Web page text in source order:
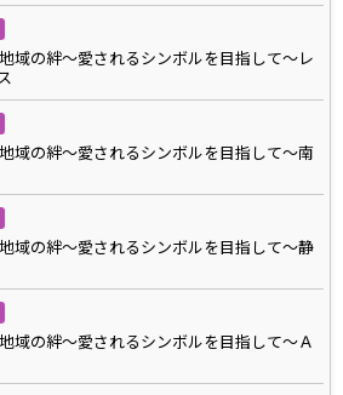
域の絆～愛されるシンボルを目指して～レ
域の絆～愛されるシンボルを目指して～南
域の絆～愛されるシンボルを目指して～静
域の絆～愛されるシンボルを目指して～Ａ